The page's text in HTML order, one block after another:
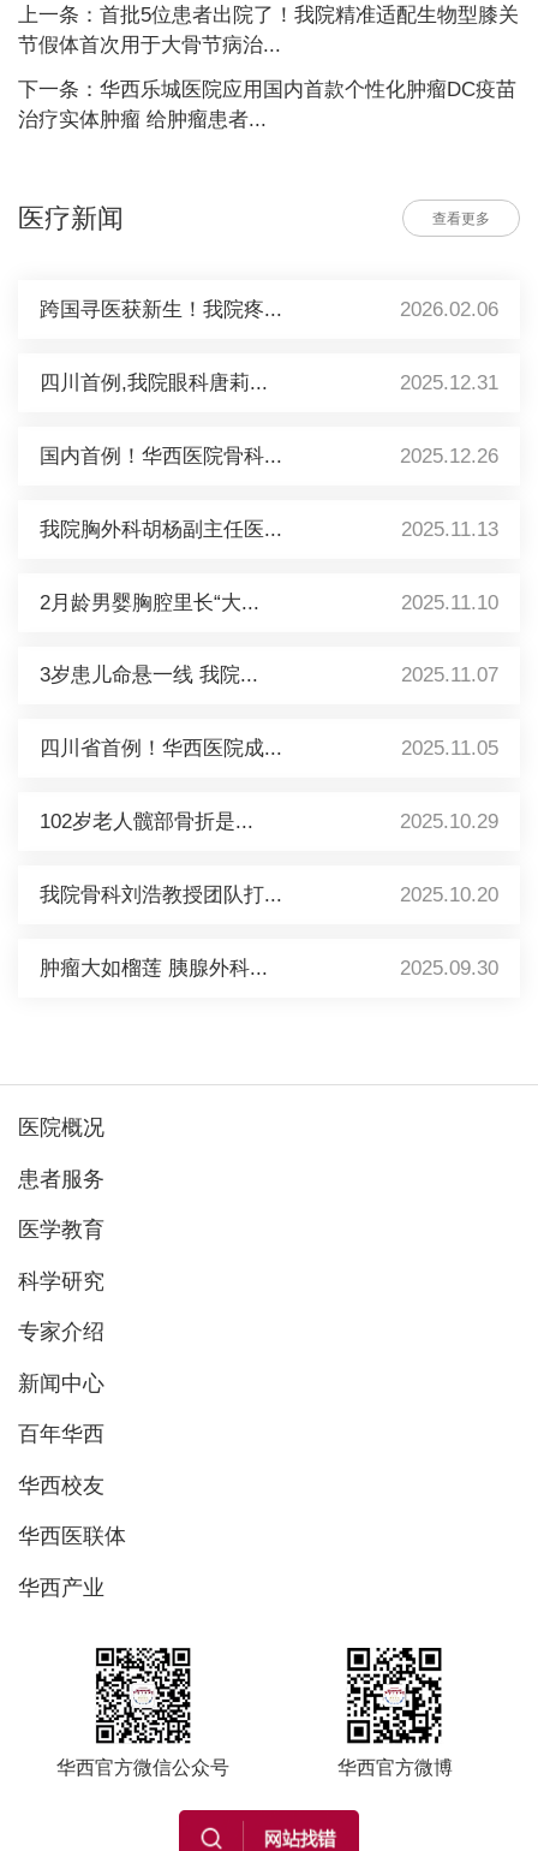
上一条：首批5位患者出院了！我院精准适配生物型膝关
节假体首次用于大骨节病治...
下一条：华西乐城医院应用国内首款个性化肿瘤DC疫苗
治疗实体肿瘤 给肿瘤患者...
医疗新闻 查看更多
跨国寻医获新生！我院疼... 2026.02.06
四川首例,我院眼科唐莉... 2025.12.31
国内首例！华西医院骨科... 2025.12.26
我院胸外科胡杨副主任医... 2025.11.13
2月龄男婴胸腔里长“大... 2025.11.10
3岁患儿命悬一线 我院... 2025.11.07
四川省首例！华西医院成... 2025.11.05
102岁老人髋部骨折是... 2025.10.29
我院骨科刘浩教授团队打... 2025.10.20
肿瘤大如榴莲 胰腺外科... 2025.09.30
医院概况
患者服务
医学教育
科学研究
专家介绍
新闻中心
百年华西
华西校友
华西医联体
华西产业
华西官方微信公众号 华西官方微博